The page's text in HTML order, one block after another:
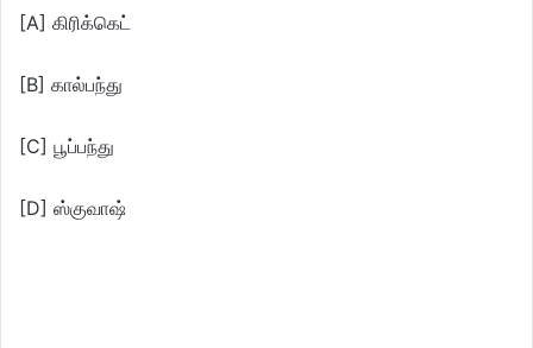
[A] கிரிக்கெட்
[B] கால்பந்து
[C] பூப்பந்து
[D] ஸ்குவாஷ்